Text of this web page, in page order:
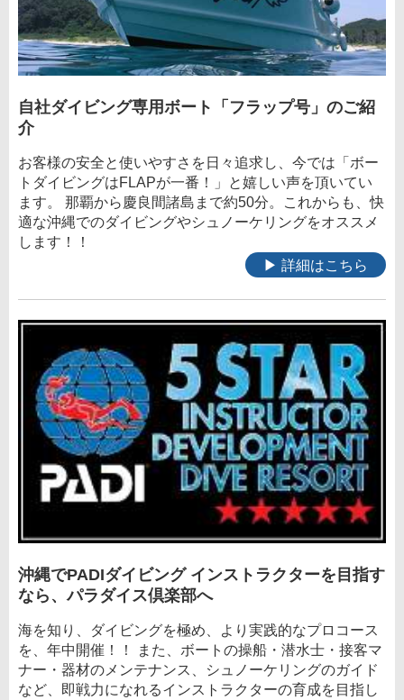
自社ダイビング専用ボート「フラップ号」のご紹
介
お客様の安全と使いやすさを日々追求し、今では「ボー
トダイビングはFLAPが一番！」と嬉しい声を頂いてい
ます。 那覇から慶良間諸島まで約50分。これからも、快
適な沖縄でのダイビングやシュノーケリングをオススメ
します！！
▶ 詳細はこちら
沖縄でPADIダイビング インストラクターを目指す
なら、パラダイス倶楽部へ
海を知り、ダイビングを極め、より実践的なプロコース
を、年中開催！！ また、ボートの操船・潜水士・接客マ
ナー・器材のメンテナンス、シュノーケリングのガイド
など、即戦力になれるインストラクターの育成を目指し